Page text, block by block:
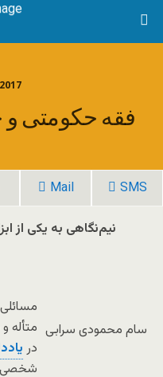
فقه حکومتی
Mail SMS
نیم‌نگاهی به یکی از
سام محمودی سرابی متأله
در
شخصی